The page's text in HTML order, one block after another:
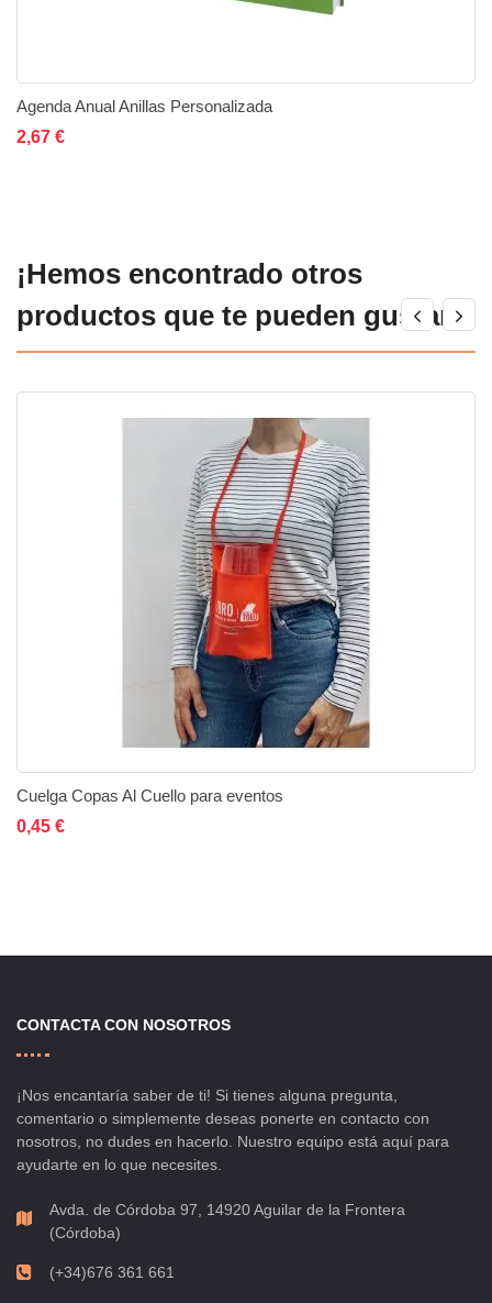
Agenda Anual Anillas Personalizada
2,67 €
¡Hemos encontrado otros
productos que te pueden gustar!
Cuelga Copas Al Cuello para eventos
0,45 €
CONTACTA CON NOSOTROS
¡Nos encantaría saber de ti! Si tienes alguna pregunta,
comentario o simplemente deseas ponerte en contacto con
nosotros, no dudes en hacerlo. Nuestro equipo está aquí para
ayudarte en lo que necesites.
Avda. de Córdoba 97, 14920 Aguilar de la Frontera
(Córdoba)
(+34)676 361 661